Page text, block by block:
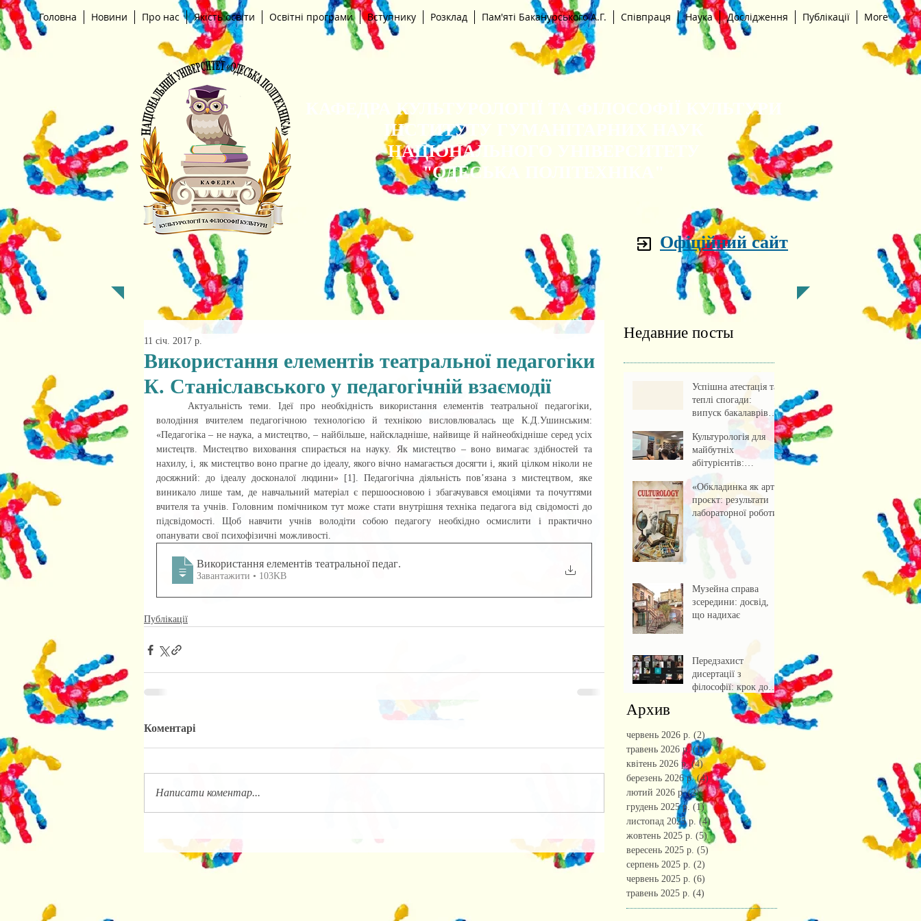
Головна Новини Про нас Якість освіти Освітні програми Вступнику Розклад Пам'яті Баканурського А.Г. Співпраця Наука Дослідження Публікації More
КАФЕДРА КУЛЬТУРОЛОГІЇ ТА ФІЛОСОФІЇ КУЛЬТУРИ
ІНСТИТУТУ ГУМАНІТАРНИХ НАУК
НАЦІОНАЛЬНОГО УНІВЕРСИТЕТУ
"ОДЕСЬКА ПОЛІТЕХНІКА"
Офіційний сайт
Використання елементів театральної педагогіки
К. Станіславського у педагогічній взаємодії
11 січ. 2017 р.
володіння вчителем педагогічною технологією й технікою висловлювалась ще К.Д.Ушинським:
«Педагогіка – не наука, а мистецтво, – найбільше, найскладніше, найвище й найнеобхідніше серед усіх
мистецтв. Мистецтво виховання спирається на науку. Як мистецтво – воно вимагає здібностей та
нахилу, і, як мистецтво воно прагне до ідеалу, якого вічно намагається досягти і, який цілком ніколи не
досяжний: до ідеалу досконалої людини» [1]. Педагогічна діяльність пов’язана з мистецтвом, яке
виникало лише там, де навчальний матеріал є першоосновою і збагачувався емоціями та почуттями
вчителя та учнів. Головним помічником тут може стати внутрішня техніка педагога від свідомості до
підсвідомості. Щоб навчити учнів володіти собою педагогу необхідно осмислити і практично
опанувати свої психофізичні можливості.
Використання елементів театральної педаг.
Завантажити • 103KB
Публікації
Коментарі
Написати коментар...
Недавние посты
Успішна атестація та
теплі спогади:
випуск бакалаврів
культурології 2026
Культурологія для
майбутніх
абітурієнтів:
профорієнтаційна
зустріч із учнями
ліцею
«Обкладинка як арт-
проєкт: результати
лабораторної роботи»
Музейна справа
зсередини: досвід,
що надихає
Передзахист
дисертації з
філософії: крок до
осмислення епохи
штучного інтелекту.
Архив
червень 2026 р. (2)2 пости
травень 2026 р. (1)1 пост
квітень 2026 р. (4)4 пости
березень 2026 р. (4)4 пости
лютий 2026 р. (2)2 пости
грудень 2025 р. (1)1 пост
листопад 2025 р. (4) 4 пости
жовтень 2025 р. (5)5 постів
вересень 2025 р. (5)
серпень 2025 р. (2)
червень 2025 р. (6)
травень 2025 р. (4)